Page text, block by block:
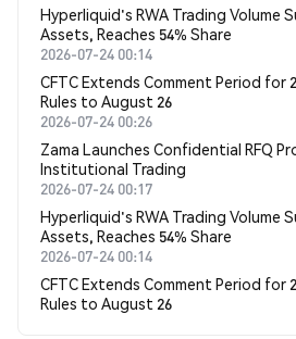
Hyperliquid's RWA Trading Volume
Assets, Reaches 54% Share
2026-07-24 00:14
CFTC Extends Comment Period for
Rules to August 26
2026-07-24 00:26
Zama Launches Confidential RFQ
Institutional Trading
2026-07-24 00:17
Hyperliquid's RWA Trading Volume
Assets, Reaches 54% Share
2026-07-24 00:14
CFTC Extends Comment Period for
Rules to August 26